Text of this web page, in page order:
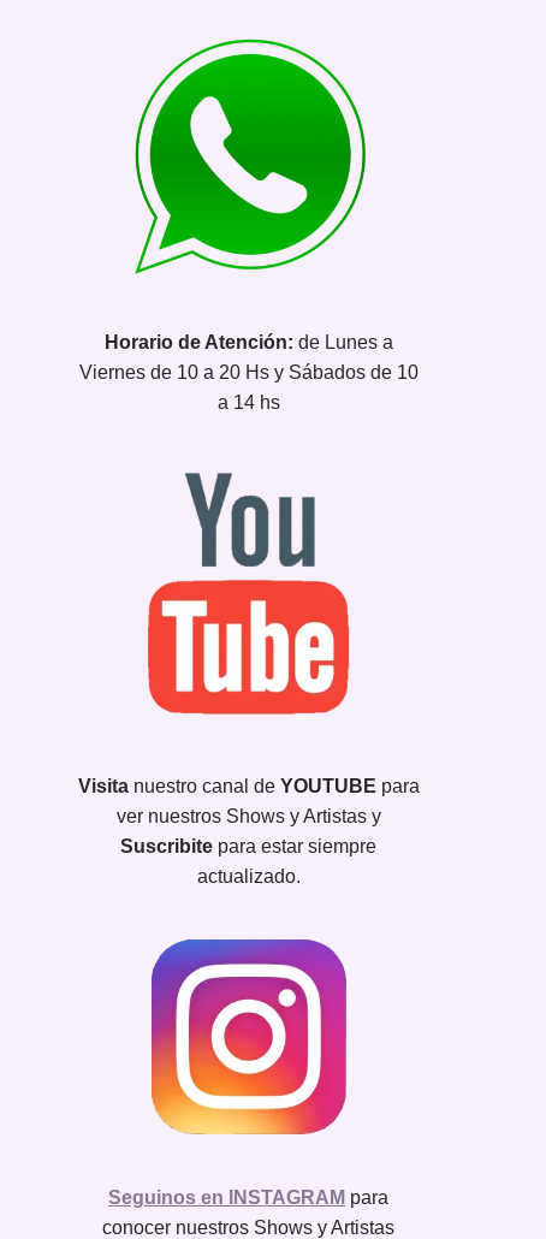
Horario de Atención: de Lunes a
Viernes de 10 a 20 Hs y Sábados de 10
a 14 hs
Visita nuestro canal de YOUTUBE para
ver nuestros Shows y Artistas y
Suscribite para estar siempre
actualizado.
Seguinos en INSTAGRAM para
conocer nuestros Shows y Artistas